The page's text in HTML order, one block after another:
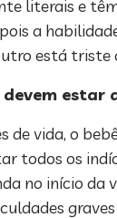
literais e
a
está triste
devem estar
de vida, o
todos os
no início